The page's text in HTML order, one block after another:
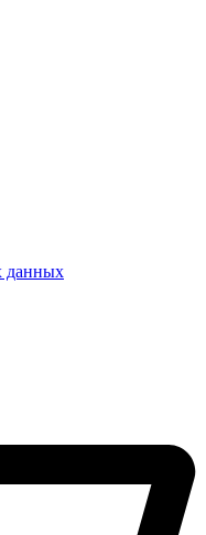
данных